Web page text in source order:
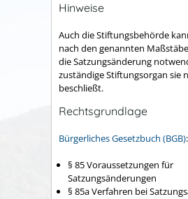
Hinweise
Auch die Stiftungsbehörde
nach den genannten
die Satzungsänderung
zuständige Stiftungsorgan sie
beschließt.
Rechtsgrundlage
Bürgerliches Gesetzbuch (BGB):
§ 85 Voraussetzungen für
Satzungsänderungen
§ 85a Verfahren bei